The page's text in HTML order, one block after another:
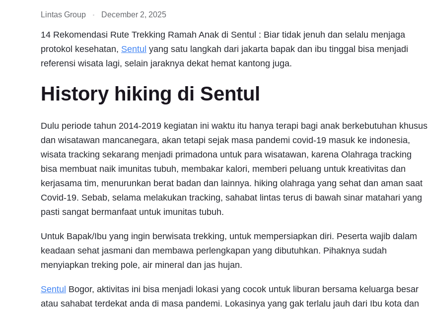
Lintas Group December 2, 2025
14 Rekomendasi Rute Trekking Ramah Anak di Sentul : Biar tidak jenuh dan selalu menjaga
protokol kesehatan, Sentul yang satu langkah dari jakarta bapak dan ibu tinggal bisa menjadi
referensi wisata lagi, selain jaraknya dekat hemat kantong juga.
History hiking di Sentul
Dulu periode tahun 2014-2019 kegiatan ini waktu itu hanya terapi bagi anak berkebutuhan khusus
dan wisatawan mancanegara, akan tetapi sejak masa pandemi covid-19 masuk ke indonesia,
wisata tracking sekarang menjadi primadona untuk para wisatawan, karena Olahraga tracking
bisa membuat naik imunitas tubuh, membakar kalori, memberi peluang untuk kreativitas dan
kerjasama tim, menurunkan berat badan dan lainnya. hiking olahraga yang sehat dan aman saat
Covid-19. Sebab, selama melakukan tracking, sahabat lintas terus di bawah sinar matahari yang
pasti sangat bermanfaat untuk imunitas tubuh.
Untuk Bapak/Ibu yang ingin berwisata trekking, untuk mempersiapkan diri. Peserta wajib dalam
keadaan sehat jasmani dan membawa perlengkapan yang dibutuhkan. Pihaknya sudah
menyiapkan treking pole, air mineral dan jas hujan.
Sentul Bogor, aktivitas ini bisa menjadi lokasi yang cocok untuk liburan bersama keluarga besar
atau sahabat terdekat anda di masa pandemi. Lokasinya yang gak terlalu jauh dari Ibu kota dan